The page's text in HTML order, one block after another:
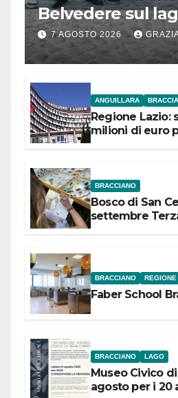
Belvedere sul
Bracciano: ieri
l’inaugurazione
7 AGOSTO 2026
ANGUILLARA
Regione Lazio:
milioni di euro
BRACCIANO
Bosco di San
settembre
BRACCIANO
Faber School
BRACCIANO LAGO
Museo Civico di
agosto per i 20